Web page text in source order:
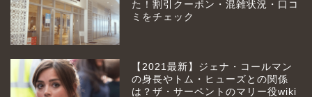
た！割引クーポン・混雑状況・口コ
ミをチェック
【2021最新】ジェナ・コールマン
の身長やトム・ヒューズとの関係
は？ザ・サーペントのマリー役wiki